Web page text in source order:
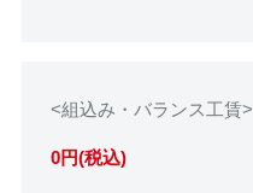
<組込み・バランス工賃>
0円(税込)